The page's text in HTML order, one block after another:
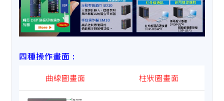
四種操作畫面 :
曲線圖畫面 柱狀圖畫面